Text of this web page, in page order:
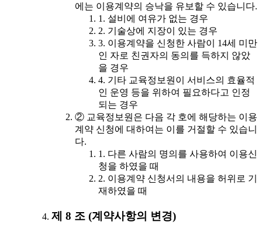
에는 이용계약의 승낙을 유보할 수 있습니다.
1. 설비에 여유가 없는 경우
2. 기술상에 지장이 있는 경우
3. 이용계약을 신청한 사람이 14세 미만
인 자로 친권자의 동의를 득하지 않았
을 경우
4. 기타 교육정보원이 서비스의 효율적
인 운영 등을 위하여 필요하다고 인정
되는 경우
② 교육정보원은 다음 각 호에 해당하는 이용
계약 신청에 대하여는 이를 거절할 수 있습니
다.
1. 다른 사람의 명의를 사용하여 이용신
청을 하였을 때
2. 이용계약 신청서의 내용을 허위로 기
재하였을 때
제 8 조 (계약사항의 변경)